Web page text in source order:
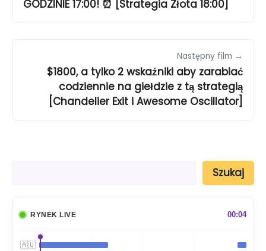
GODZINIE 17:00! ⏰ [Strategia Złota 18:00]
Następny film →
$1800, a tylko 2 wskaźniki aby zarabiać
codziennie na giełdzie z tą strategią
[Chandelier Exit i Awesome Oscillator]
Szukaj
RYNEK LIVE 00:04
🇦🇺